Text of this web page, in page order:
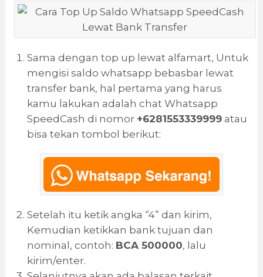
Sama dengan top up lewat alfamart, Untuk
mengisi saldo whatsapp bebasbar lewat
transfer bank, hal pertama yang harus
kamu lakukan adalah chat Whatsapp
SpeedCash di nomor +6281553339999atau
bisa tekan tombol berikut:
Setelah itu ketik angka “4” dan kirim,
Kemudian ketikkan bank tujuan dan
nominal, contoh: BCA 500000, lalu
kirim/enter.